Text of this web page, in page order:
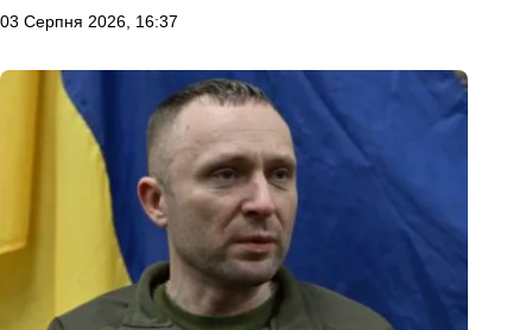
03 Серпня 2026, 16:37